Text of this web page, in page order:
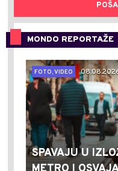
MONDO REPORTAŽE
FOTO, VIDEO
SPAVAJU U